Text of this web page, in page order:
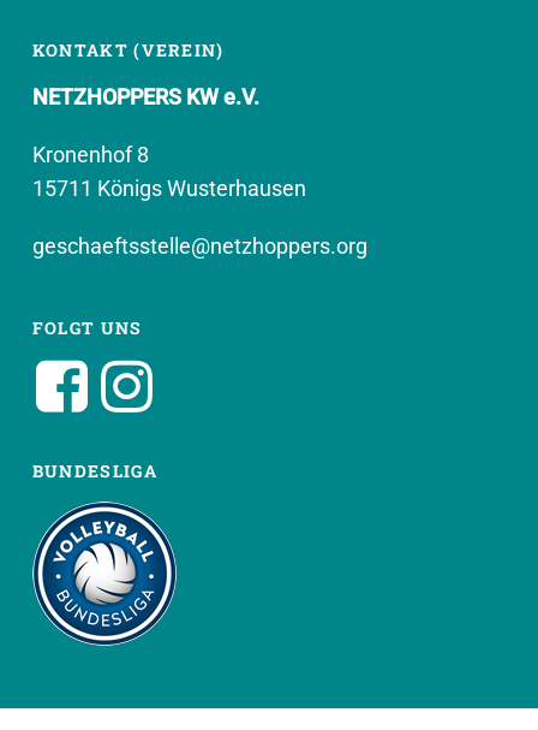
KONTAKT (VEREIN)
NETZHOPPERS KW e.V.
Kronenhof 8
15711 Königs Wusterhausen
geschaeftsstelle@netzhoppers.org
FOLGT UNS
BUNDESLIGA